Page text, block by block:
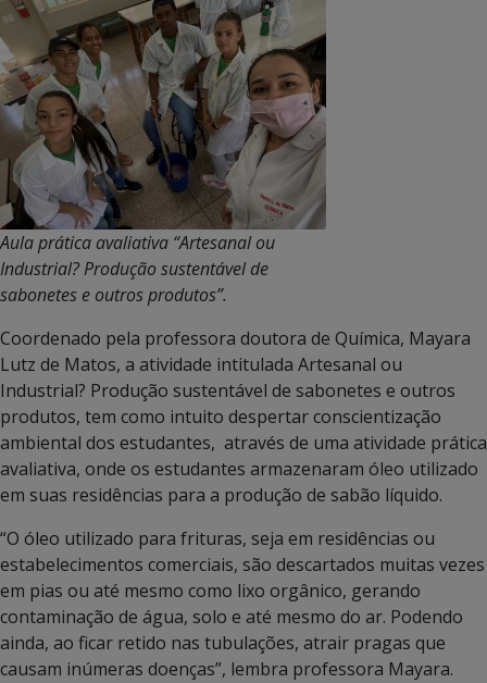
Aula prática avaliativa “Artesanal ou
Industrial? Produção sustentável de
sabonetes e outros produtos”.
Coordenado pela professora doutora de Química, Mayara
Lutz de Matos, a atividade intitulada Artesanal ou
Industrial? Produção sustentável de sabonetes e outros
produtos, tem como intuito despertar conscientização
ambiental dos estudantes, através de uma atividade prática
avaliativa, onde os estudantes armazenaram óleo utilizado
em suas residências para a produção de sabão líquido.
“O óleo utilizado para frituras, seja em residências ou
estabelecimentos comerciais, são descartados muitas vezes
em pias ou até mesmo como lixo orgânico, gerando
contaminação de água, solo e até mesmo do ar. Podendo
ainda, ao ficar retido nas tubulações, atrair pragas que
causam inúmeras doenças”, lembra professora Mayara.